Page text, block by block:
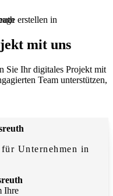
erstellen in
machen.
mit uns
Sie Ihr digitales Projekt mit
Team unterstützen,
Unternehmen in
Ihre